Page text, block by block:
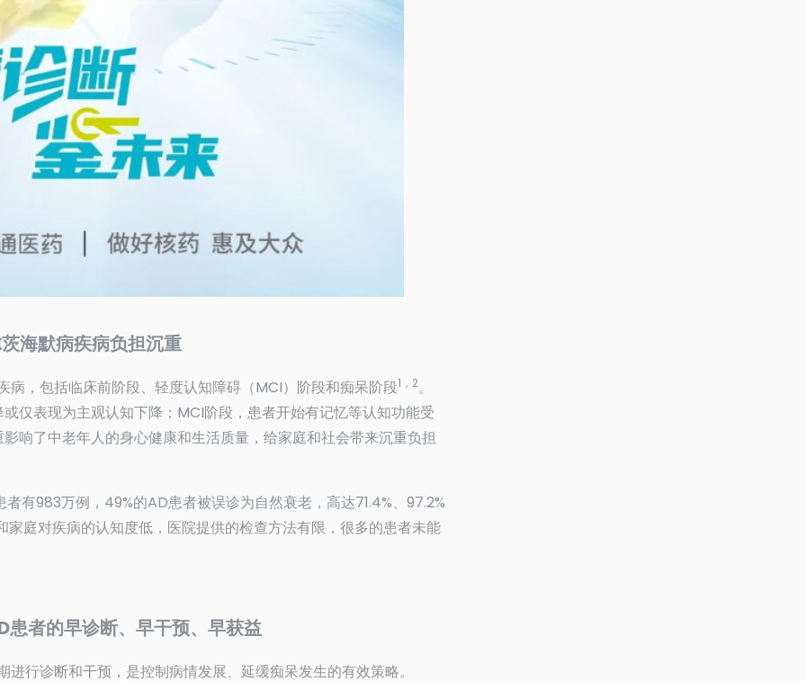
海默病疾病负担沉重
病，包括临床前阶段、轻度认知障碍（MCI）阶段和痴呆阶段 1，2。
仅表现为主观认知下降；MCI阶段，患者开始有记忆等认知功能受
响了中老年人的身心健康和生活质量，给家庭和社会带来沉重负担
有983万例，49%的AD患者被误诊为自然衰老，高达71.4%、97.2%
庭对疾病的认知度低，医院提供的检查方法有限，很多的患者未能
患者的早诊断、早干预、早获益
行诊断和干预，是控制病情发展、延缓痴呆发生的有效策略。